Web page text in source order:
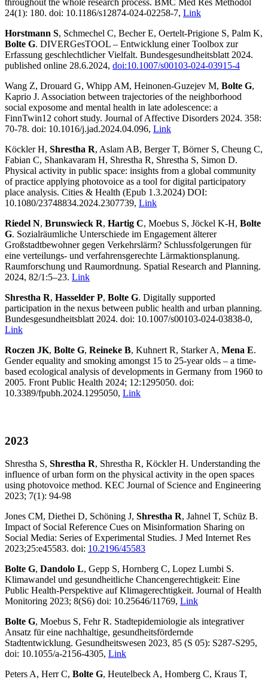
throughout the whole research process. BMC Med Res Methodol
24(1): 180. doi: 10.1186/s12874-024-02258-7, Link
Horstmann S, Schmechel C, Becher E, Oertelt-Prigione S, Palm K,
Bolte G. DIVERGesTOOL – Entwicklung einer Toolbox zur
Erfassung geschlechtlicher Vielfalt. Bundesgesundheitsblatt 2024.
published online 28.6.2024, doi:10.1007/s00103-024-03915-4
Wang Z, Drouard G, Whipp AM, Heinonen-Guzejev M, Bolte G,
Kaprio J. Association between trajectories of the neighborhood
social exposome and mental health in late adolescence: a
FinnTwin12 cohort study. Journal of Affective Disorders 2024. 358:
70-78. doi: 10.1016/j.jad.2024.04.096, Link
Köckler H, Shrestha R, Aslam AB, Berger T, Börner S, Cheung C,
Fabian C, Shankavaram H, Shrestha R, Shrestha S, Simon D.
Physical activity in public space: insights from a global community
of practice applying photovoice as a tool for digital participatory
place analysis. Cities & Health (Epub 1.3.2024) DOI:
10.1080/23748834.2024.2307739, Link
Riedel N, Brunswieck R, Hartig C, Moebus S, Jöckel K-H, Bolte
G. Sozialräumliche Unterschiede im Engagement älterer
Großstadtbewohner gegen Verkehrslärm? Schlussfolgerungen für
eine verteilungs- und verfahrensgerechte Lärmaktionsplanung.
Raumforschung und Raumordnung. Spatial Research and Planning.
2024, 82/1:5–23. Link
Shrestha R, Hasselder P, Bolte G. Digitally supported
participation in the nexus between public health and urban planning.
Bundesgesundheitsblatt 2024. doi: 10.1007/s00103-024-03838-0,
Link
Roczen JK, Bolte G, Reineke B, Kuhnert R, Starker A, Mena E.
Gender equality and smoking amongst 15 to 25-year olds – a time-
based ecological analysis of developments in Germany from 1960 to
2005. Front Public Health 2024; 12:1295050. doi:
10.3389/fpubh.2024.1295050, Link
2023
Shrestha S, Shrestha R, Shrestha R, Köckler H. Understanding the
influence of urban form on the physical activity in the open spaces
using photovoice method. KEC Journal of Science and Engineering
2023; 7(1): 94-98
Jones CM, Diethei D, Schöning J, Shrestha R, Jahnel T, Schüz B.
Impact of Social Reference Cues on Misinformation Sharing on
Social Media: Series of Experimental Studies. J Med Internet Res
2023;25:e45583. doi: 10.2196/45583
Bolte G, Dandolo L, Gepp S, Hornberg C, Lopez Lumbi S.
Klimawandel und gesundheitliche Chancengerechtigkeit: Eine
Public Health-Perspektive auf Klimagerechtigkeit. Journal of Health
Monitoring 2023; 8(S6) doi: 10.25646/11769, Link
Bolte G, Moebus S, Fehr R. Stadtepidemiologie als integrativer
Ansatz für eine nachhaltige, gesundheitsfördernde
Stadtentwicklung. Gesundheitswesen 2023, 85 (S 05): S287-S295,
doi: 10.1055/a-2156-4305, Link
Peters A, Herr C, Bolte G, Heutelbeck A, Homberg C, Kraus T,